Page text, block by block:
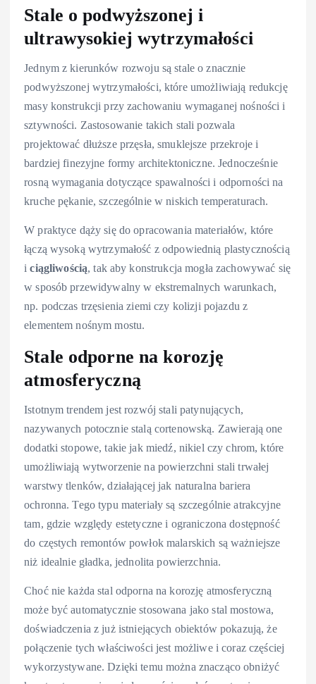
Stale o podwyższonej i
ultrawysokiej wytrzymałości
Jednym z kierunków rozwoju są stale o znacznie
podwyższonej wytrzymałości, które umożliwiają redukcję
masy konstrukcji przy zachowaniu wymaganej nośności i
sztywności. Zastosowanie takich stali pozwala
projektować dłuższe przęsła, smuklejsze przekroje i
bardziej finezyjne formy architektoniczne. Jednocześnie
rosną wymagania dotyczące spawalności i odporności na
kruche pękanie, szczególnie w niskich temperaturach.
W praktyce dąży się do opracowania materiałów, które
łączą wysoką wytrzymałość z odpowiednią plastycznością
iciągliwością, tak aby konstrukcja mogła zachowywać się
w sposób przewidywalny w ekstremalnych warunkach,
np. podczas trzęsienia ziemi czy kolizji pojazdu z
elementem nośnym mostu.
Stale odporne na korozję
atmosferyczną
Istotnym trendem jest rozwój stali patynujących,
nazywanych potocznie stalą cortenowską. Zawierają one
dodatki stopowe, takie jak miedź, nikiel czy chrom, które
umożliwiają wytworzenie na powierzchni stali trwałej
warstwy tlenków, działającej jak naturalna bariera
ochronna. Tego typu materiały są szczególnie atrakcyjne
tam, gdzie względy estetyczne i ograniczona dostępność
do częstych remontów powłok malarskich są ważniejsze
niż idealnie gładka, jednolita powierzchnia.
Choć nie każda stal odporna na korozję atmosferyczną
może być automatycznie stosowana jako stal mostowa,
doświadczenia z już istniejących obiektów pokazują, że
połączenie tych właściwości jest możliwe i coraz częściej
wykorzystywane. Dzięki temu można znacząco obniżyć